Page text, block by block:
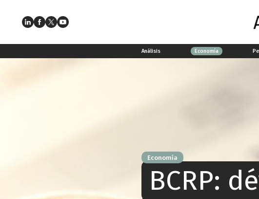
Análisis Economía
Economía
BCRP: